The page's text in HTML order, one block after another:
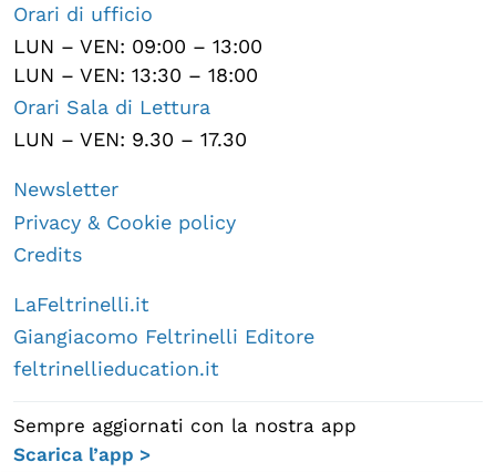
Orari di ufficio
LUN – VEN: 09:00 – 13:00
LUN – VEN: 13:30 – 18:00
Orari Sala di Lettura
LUN – VEN: 9.30 – 17.30
Newsletter
Privacy & Cookie policy
Credits
LaFeltrinelli.it
Giangiacomo Feltrinelli Editore
feltrinellieducation.it
Sempre aggiornati con la nostra app
Scarica l’app >